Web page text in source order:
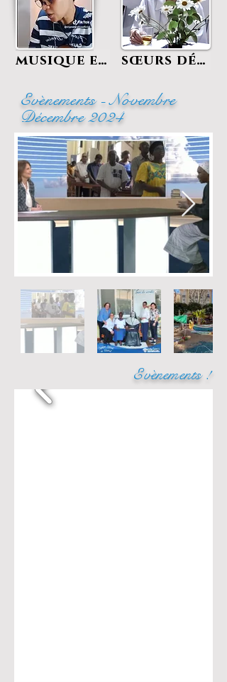
musique et prière sœurs décédées
Evènements - Novembre
Décembre 2024
​Evènements !